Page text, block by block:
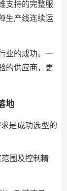
支持的完整服
生产线连续运
业的成功。一
的供应商，更
地
是成功选型的
围及控制精